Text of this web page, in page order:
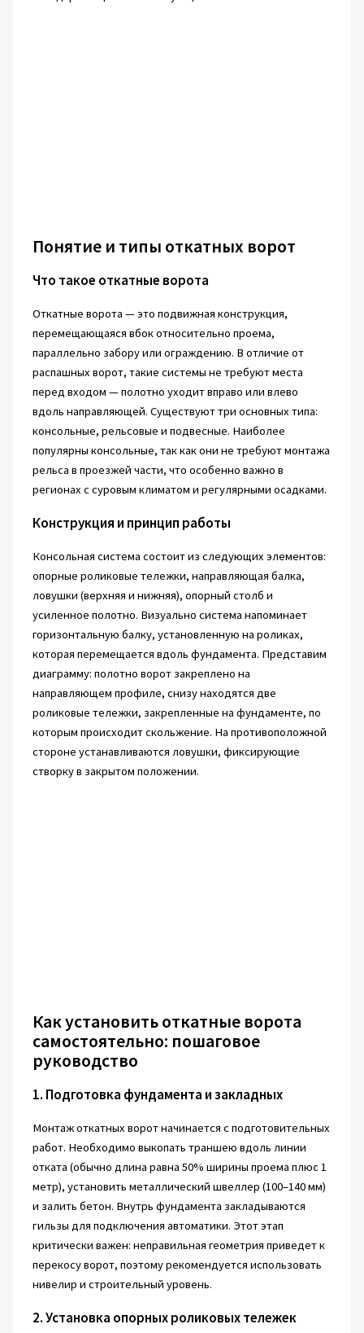
Понятие и типы откатных ворот
Что такое откатные ворота
Откатные ворота — это подвижная конструкция,
перемещающаяся вбок относительно проема,
параллельно забору или ограждению. В отличие от
распашных ворот, такие системы не требуют места
перед входом — полотно уходит вправо или влево
вдоль направляющей. Существуют три основных типа:
консольные, рельсовые и подвесные. Наиболее
популярны консольные, так как они не требуют монтажа
рельса в проезжей части, что особенно важно в
регионах с суровым климатом и регулярными осадками.
Конструкция и принцип работы
Консольная система состоит из следующих элементов:
опорные роликовые тележки, направляющая балка,
ловушки (верхняя и нижняя), опорный столб и
усиленное полотно. Визуально система напоминает
горизонтальную балку, установленную на роликах,
которая перемещается вдоль фундамента. Представим
диаграмму: полотно ворот закреплено на
направляющем профиле, снизу находятся две
роликовые тележки, закрепленные на фундаменте, по
которым происходит скольжение. На противоположной
стороне устанавливаются ловушки, фиксирующие
створку в закрытом положении.
Как установить откатные ворота
самостоятельно: пошаговое
руководство
1. Подготовка фундамента и закладных
Монтаж откатных ворот начинается с подготовительных
работ. Необходимо выкопать траншею вдоль линии
отката (обычно длина равна 50% ширины проема плюс 1
метр), установить металлический швеллер (100–140 мм)
и залить бетон. Внутрь фундамента закладываются
гильзы для подключения автоматики. Этот этап
критически важен: неправильная геометрия приведет к
перекосу ворот, поэтому рекомендуется использовать
нивелир и строительный уровень.
2. Установка опорных роликовых тележек